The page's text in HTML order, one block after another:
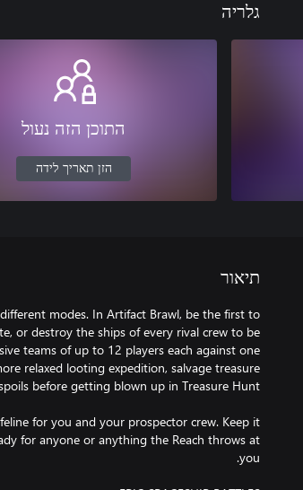
גלריה
התוכן הזה נעול
הזן תאריך לידה
תיאור
modes. In Artifact Brawl, be the first to
or destroy the ships of every rival crew to be
teams of up to 12 players each against one
relaxed looting expedition, salvage treasure
for you and your prospector crew. Keep it
for anyone or anything the Reach throws at